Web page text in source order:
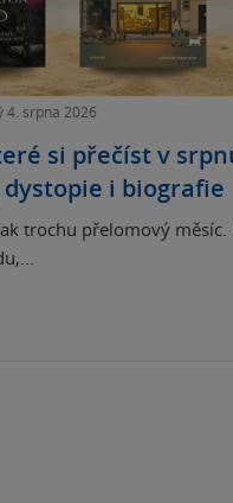
4. srpna 2026
si přečíst v
i biografie
trochu přelomový měsíc.